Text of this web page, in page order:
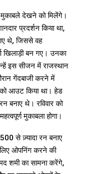
देखने को मिलेंगे।
प्रदर्शन किया था,
थे, जिससे वह
खिलाड़ी बन गए। उनका
इस सीजन में राजस्थान
गेंदबाजी करने में
को आउट किया था। हेड
बनाए थे। रविवार को
मुकाबला होगा।
से ज़्यादा रन बनाए
ओपनिंग करने की
शमी का सामना करेंगे,